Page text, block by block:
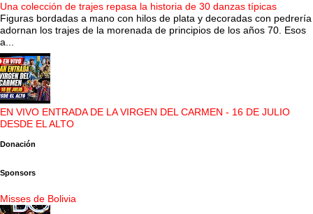
Una colección de trajes repasa la historia de 30 danzas típicas
Figuras bordadas a mano con hilos de plata y decoradas con pedrería
adornan los trajes de la morenada de principios de los años 70. Esos
a...
EN VIVO ENTRADA DE LA VIRGEN DEL CARMEN - 16 DE JULIO
DESDE EL ALTO
Donación
Sponsors
Misses de Bolivia